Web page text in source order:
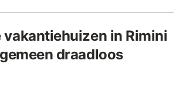
vakantiehuizen in Rimini
draadloos